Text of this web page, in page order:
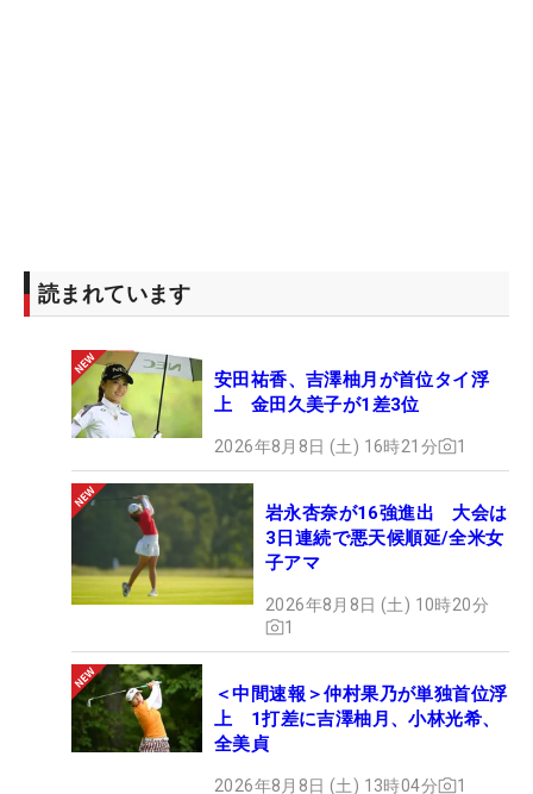
読まれています
安田祐香、吉澤柚月が首位タイ浮
上 金田久美子が1差3位
2026年8月8日 (土) 16時21分 1
岩永杏奈が16強進出 大会は
3日連続で悪天候順延/全米女
子アマ
2026年8月8日 (土) 10時20分
1
＜中間速報＞仲村果乃が単独首位浮
上 1打差に吉澤柚月、小林光希、
全美貞
2026年8月8日 (土) 13時04分 1